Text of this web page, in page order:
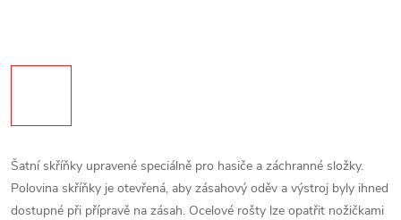
Šatní skříňky upravené speciálně pro hasiče a záchranné složky.
Polovina skříňky je otevřená, aby zásahový oděv a výstroj byly ihned
dostupné při přípravě na zásah. Ocelové rošty lze opatřit nožičkami